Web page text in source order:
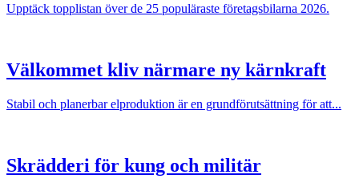
Upptäck topplistan över de 25 populäraste företagsbilarna 2026.
Välkommet kliv närmare ny kärnkraft
Stabil och planerbar elproduktion är en grundförutsättning för att...
Skrädderi för kung och militär